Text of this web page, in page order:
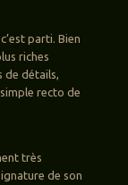
parti. Bien
riches
de détails,
recto de
très
de son